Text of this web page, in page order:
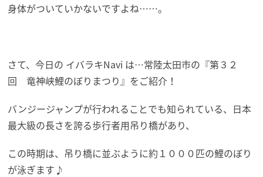
身体がついていかないですよね……。
さて、今日の イバラキNavi は…常陸太田市の『第３２
回 竜神峡鯉のぼりまつり』をご紹介！
バンジージャンプが行われることでも知られている、日本
最大級の長さを誇る歩行者用吊り橋があり、
この時期は、吊り橋に並ぶように約１０００匹の鯉のぼり
が泳ぎます♪